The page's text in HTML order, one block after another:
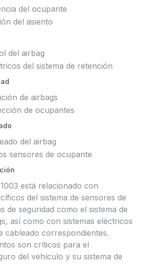
del ocupante
del asiento
del airbag
del sistema de retención
de airbags
de ocupantes
del airbag
sensores de ocupante
está relacionado con
del sistema de sensores de
de seguridad como el sistema de
así como con sistemas eléctricos
cableado correspondientes.
son críticos para el
del vehículo y su sistema de